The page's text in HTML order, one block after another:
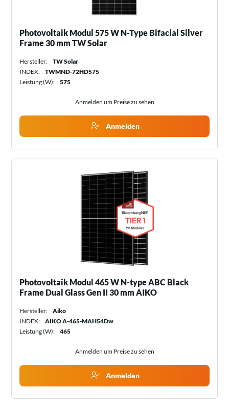
Photovoltaik Modul 575 W N-Type Bifacial Silver
Frame 30 mm TW Solar
Hersteller:
TW Solar
INDEX:
TWMND-72HD575
Leistung (W):
575
Anmelden um Preise zu sehen
Anmelden
Photovoltaik Modul 465 W N-type ABC Black
Frame Dual Glass Gen II 30 mm AIKO
Hersteller:
Aiko
INDEX:
AIKO A-465-MAH54Dw
Leistung (W):
465
Anmelden um Preise zu sehen
Anmelden